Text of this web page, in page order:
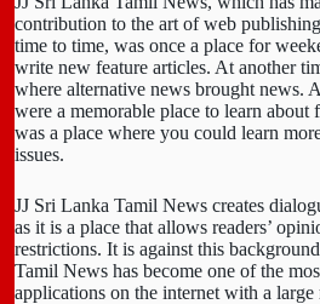
contribution to the art of web
time to time, was once a place for
write new feature articles. At another
where alternative news brought news.
were a memorable place to learn about
was a place where you could learn
issues.
JJ Sri Lanka Tamil News creates
as it is a place that allows readers’
restrictions. It is against this
Tamil News has become one of the
applications on the internet with a large